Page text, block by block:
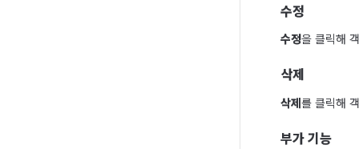
수정
수정을 클릭해
삭제
삭제를 클릭해
부가 기능